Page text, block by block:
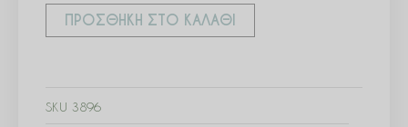
ΠΡΟΣΘΉΚΗ ΣΤΟ ΚΑΛΆΘΙ
SKU 3896